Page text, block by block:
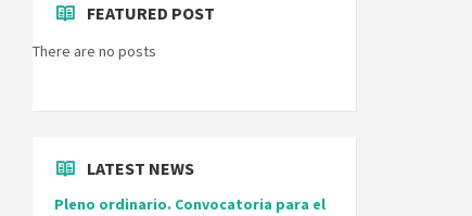
FEATURED POST
There are no posts
LATEST NEWS
Pleno ordinario. Convocatoria para el